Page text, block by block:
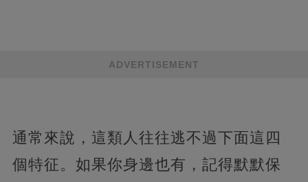
ADVERTISEMENT
通常來說，這類人往往逃不過下面這四
個特征。如果你身邊也有，記得默默保